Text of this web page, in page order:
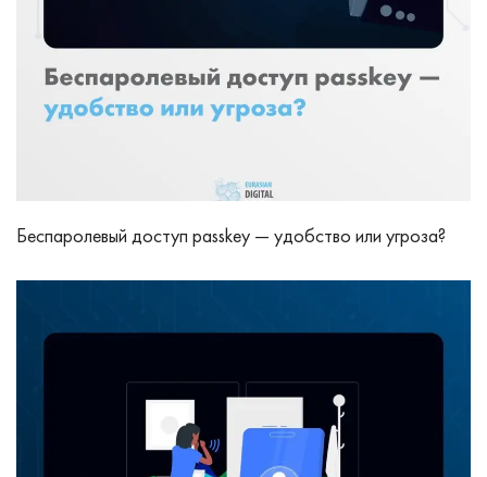
Беспаролевый доступ passkey — удобство или угроза?